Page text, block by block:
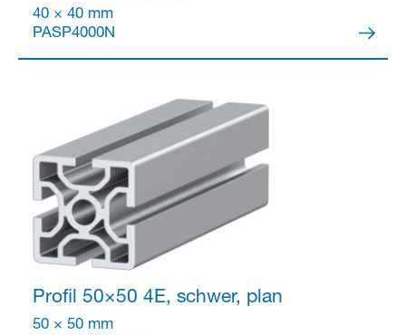
40 × 40 mm
PASP4000N
Profil 50×50 4E, schwer, plan
50 × 50 mm